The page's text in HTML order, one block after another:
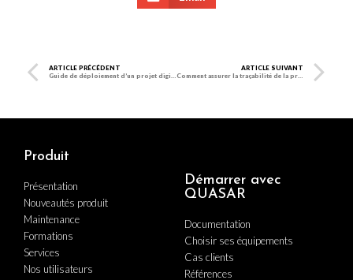
ARTICLE PRÉCÉDENT
Guide de déploiement d’un projet digital dans l’industrie
ARTICLE SUIVANT
Comment assurer la traçabilité de la production ?
Produit
Présentation
Nouveautés produit
Maintenance
Formations
Services
Nos utilisateurs
Démarrer avec
QUASAR
Documentation
Choisir ses équipements
Cas clients
Références